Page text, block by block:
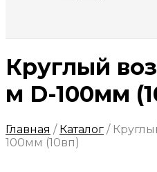
Круглый
м D-100мм
Главная / Каталог /
100мм (10вп)